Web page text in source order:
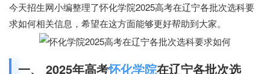
今天招生网小编整理了怀化学院2025高考在辽宁各批次选科要
求如何相关信息，希望在这方面能够更好帮助到大家。
一、 2025年高考怀化学院在辽宁各批次选